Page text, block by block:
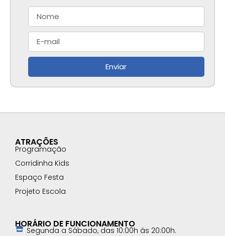
Enviar
ATRAÇÕES
Programação
Corridinha Kids
Espaço Festa
Projeto Escola
HORÁRIO DE FUNCIONAMENTO
Segunda a Sábado, das 10:00h às 20:00h.